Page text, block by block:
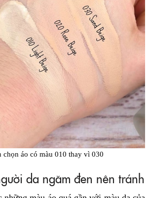
chọn áo có màu 010 thay vì 030
da ngăm đen nên tránh